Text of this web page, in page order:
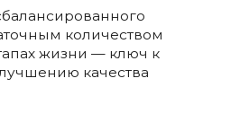
количеством
жизни — ключ к
качества